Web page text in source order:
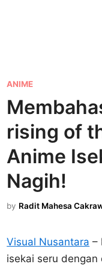
P
o
s
e
d
n
ANIME
rising of
Anime
Nagih!
by Radit Mahesa
Visual Nusantara –
isekai seru